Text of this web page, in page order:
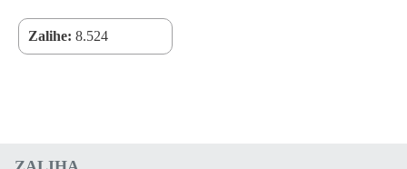
Zalihe: 8.524